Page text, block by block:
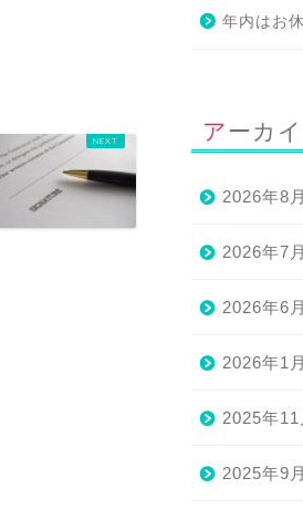
新店舗での営業を開
（百合ヶ丘駅北口徒
年内はお
アーカ
2026年8月
2026年7月
2026年6月
2026年1月
2025年11
2025年9月